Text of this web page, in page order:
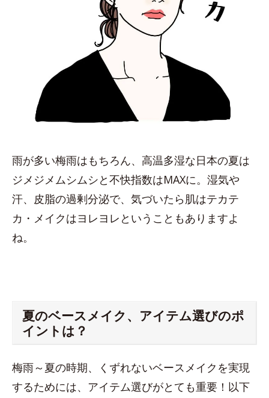
雨が多い梅雨はもちろん、高温多湿な日本の夏は
ジメジメムシムシと不快指数はMAXに。湿気や
汗、皮脂の過剰分泌で、気づいたら肌はテカテ
カ・メイクはヨレヨレということもありますよ
ね。
夏のベースメイク、アイテム選びのポ
イントは？
梅雨～夏の時期、くずれないベースメイクを実現
するためには、アイテム選びがとても重要！以下